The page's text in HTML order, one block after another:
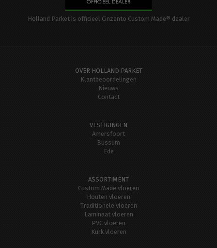
Holland Parket is officieel Cinzento Custom Made® dealer
OVER HOLLAND PARKET
Klantbeoordelingen
Nieuws
Contact
VESTIGINGEN
Amersfoort
Bussum
Ede
ASSORTIMENT
Custom Made vloeren
Houten vloeren
Traditionele vloeren
Laminaat vloeren
PVC vloeren
Kurk vloeren